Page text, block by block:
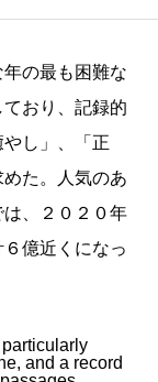
年の最も困難な
おり、記録的
し」、「正
た。人気のあ
は、２０２０年
億近くになっ
and a record